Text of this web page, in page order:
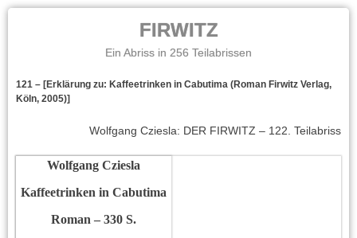
FIRWITZ
Ein Abriss in 256 Teilabrissen
121 – [Erklärung zu: Kaffeetrinken in Cabutima (Roman Firwitz Verlag,
Köln, 2005)]
Wolfgang Cziesla: DER FIRWITZ – 122. Teilabriss
Wolfgang Cziesla
Kaffeetrinken in Cabutima
Roman – 330 S.